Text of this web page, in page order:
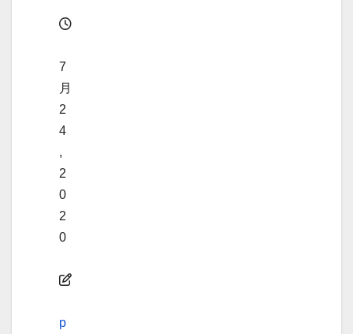
7
月
2
4
,
2
0
2
0
p